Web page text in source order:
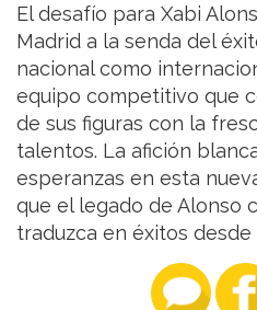
El desafío para Xabi
Madrid a la senda del
nacional como
equipo competitivo que
de sus figuras con la
talentos. La afición
esperanzas en esta
que el legado de Alonso
traduzca en éxitos desde